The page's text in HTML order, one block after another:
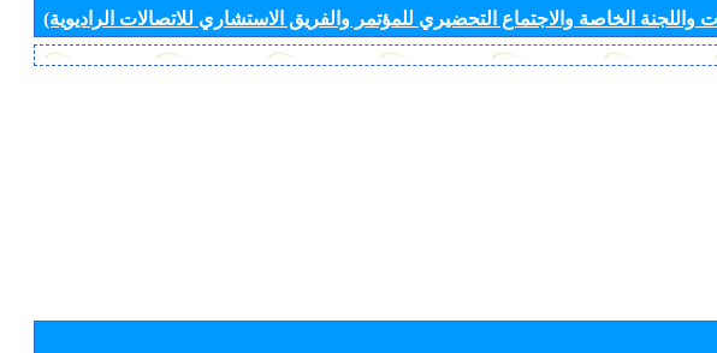
واللجنة الخاصة والاجتماع التحضيري للمؤتمر والفريق الاستشاري للاتصالات الراديوية)